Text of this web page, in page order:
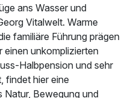
ans Wasser und
Vitalwelt. Warme
familiäre Führung prägen
einen unkomplizierten
Halbpension und sehr
findet hier eine
Natur, Bewegung und